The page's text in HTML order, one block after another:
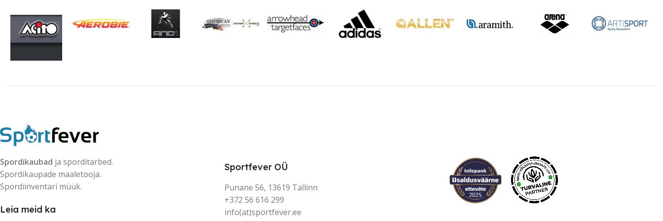
Spordikaubad ja sporditarbed.
Spordikaupade maaletooja.
Spordiinventari müük.
Leia meid ka
Sportfever OÜ
Punane 56, 13619 Tallinn
+372 56 616 299
info(at)sportfever.ee